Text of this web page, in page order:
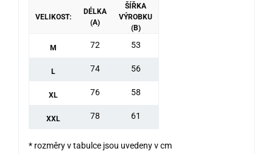
VELIKOST:
DÉLKA
(A)
ŠÍŘKA
VÝROBKU
(B)
M 72 53
L 74 56
XL 76 58
XXL 78 61
* rozměry v tabulce jsou uvedeny v cm